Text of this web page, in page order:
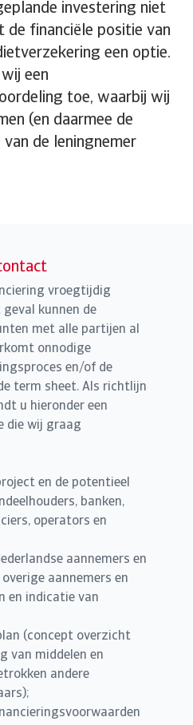
investering niet
financiële positie van
een optie.
een
toe, waarbij wij
(en daarmee de
de leningnemer
vroegtijdig
kunnen de
met alle partijen al
onnodige
en/of de
term sheet. Als richtlijn
u hieronder een
die wij graag
en de potentieel
banken,
operators en
aannemers en
aannemers en
en indicatie van
(concept overzicht
van middelen en
andere